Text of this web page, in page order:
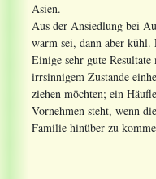
Asien.
Aus der Ansiedlung bei
warm sei, dann aber kühl.
Einige sehr gute
irrsinnigem Zustande
ziehen möchten; ein
Vornehmen steht, wenn
Familie hinüber zu